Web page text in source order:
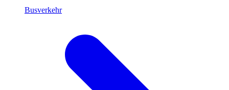
Busverkehr